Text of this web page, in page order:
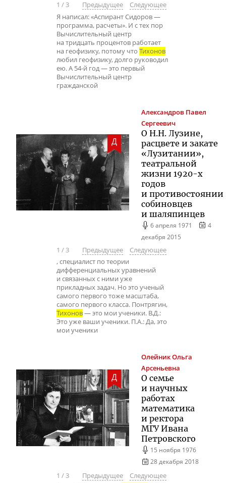
1 /3 Предыдущее
Следующее
Я написал: «Аспирант Сидоров —
программа, расчеты». И с тех пор
Вычислительный центр
на тридцать процентов работает
на геофизику, потому что Тихонов
любил геофизику, долго руководил
ею. А 54-й год — это первый
Вычислительный центр
гражданской
Д
Александров Павел
Сергеевич
О Н.Н. Лузине,
расцвете и закате
«Лузитании»,
театральной
жизни 1920-х
годов
и противостоянии
собиновцев
и шаляпинцев
6 апреля 1971
4
декабря 2015
1 /3 Предыдущее
Следующее
, специалист по теории
дифференциальных уравнений
и связанных с ними уже
прикладных задач. Но это ученый
самого первого тоже масштаба,
самого первого класса. Понтрягин,
Тихонов— это мои ученики. В.Д.:
Это уже ваши ученики. П.А.: Да, это
мои ученики
Д
ОлейникОльга
Арсеньевна
О семье
и научных
работах
математика
и ректора
МГУ Ивана
Петровского
15 ноября 1976
28 декабря 2018
1 /3 Предыдущее
Следующее